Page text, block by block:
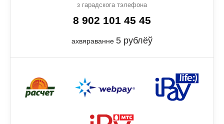
з гарадскога тэлефона
8 902 101 45 45
ахвяраванне 5 рублёў